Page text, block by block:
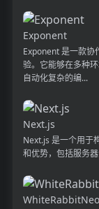
Exponent
Exponent 是一款协
验。它能够在多种
自动化复杂的编...
Next.js
Next.js 是一个用于
和优势，包括服务